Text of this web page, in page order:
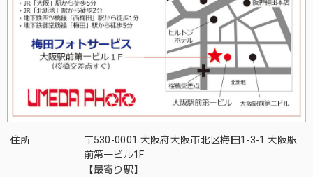
住所
〒530-0001 大阪府大阪市北区梅田1-3-1 大阪駅
前第一ビル1F
【最寄り駅】